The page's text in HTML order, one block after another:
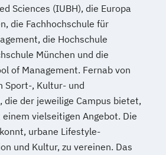
Sciences (IUBH), die Europa
die Fachhochschule für
die Hochschule
München und die
of Management. Fernab von
Sport-, Kultur- und
der jeweilige Campus bietet,
vielseitigen Angebot. Die
urbane Lifestyle-
und Kultur, zu vereinen. Das